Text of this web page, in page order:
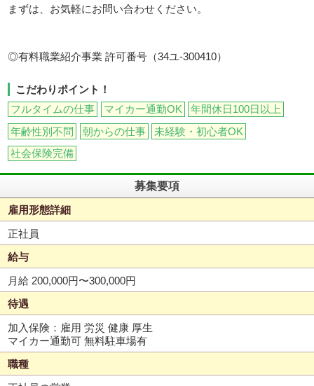
まずは、お気軽にお問い合わせください。
◎有料職業紹介事業 許可番号（34ユ-300410）
こだわりポイント！
フルタイムの仕事
マイカー通勤OK
年間休日100日以上
年齢性別不問
朝からの仕事
未経験・初心者OK
社会保険完備
募集要項
雇用形態詳細
正社員
給与
月給 200,000円〜300,000円
待遇
加入保険：雇用 労災 健康 厚生
マイカー通勤可 無料駐車場有
職種